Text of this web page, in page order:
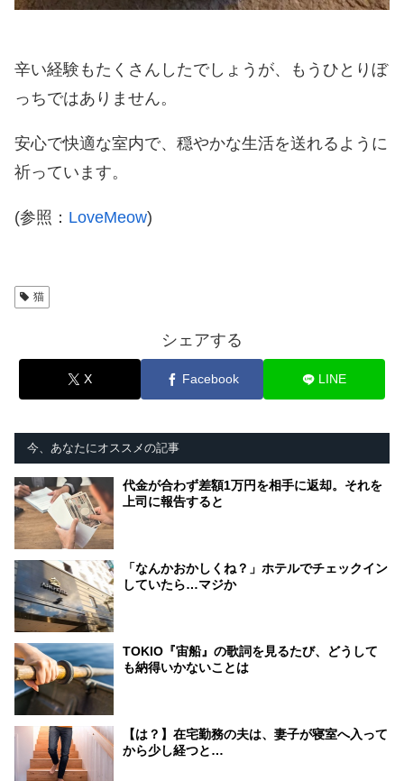
辛い経験もたくさんしたでしょうが、もうひとりぼ
っちではありません。
安心で快適な室内で、穏やかな生活を送れるように
祈っています。
(参照： LoveMeow)
猫
シェアする
X Facebook LINE
今、あなたにオススメの記事
代金が合わず差額1万円を相手に返却。それを
上司に報告すると
「なんかおかしくね？」ホテルでチェックイン
していたら…マジか
TOKIO『宙船』の歌詞を見るたび、どうして
も納得いかないことは
【は？】在宅勤務の夫は、妻子が寝室へ入って
から少し経つと…